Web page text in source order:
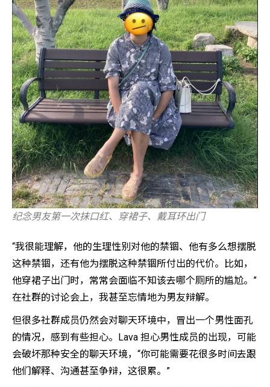
纪念男友第一次抹口红、穿裙子、戴耳环出门
“我很能理解，他的生理性别对他的禁锢、他有多么想摆脱
这种禁锢，还有他为摆脱这种禁锢所付出的代价。比如，
他穿裙子出门时，常常会面临不知该去哪个厕所的尴尬。”
在社群的讨论会上，我甚至忘情地为男友辩解。
但很多社群成员仍然会对聊天环境中，冒出一个男性面孔
的情况，感到有些担心。Lava 担心男性成员的出现，可能
会破坏那种安全的聊天环境，“你可能需要花很多时间去跟
他们解释、沟通甚至争辩，这很累。”